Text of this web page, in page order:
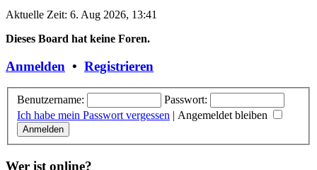
Aktuelle Zeit: 6. Aug 2026, 13:41
Dieses Board hat keine Foren.
Anmelden • Registrieren
Benutzername:
Passwort:
Ich habe mein Passwort vergessen | Angemeldet bleiben
Wer ist online?